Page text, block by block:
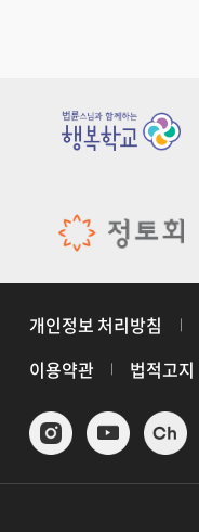
개인정보 처리방침
이용약관
법적고지